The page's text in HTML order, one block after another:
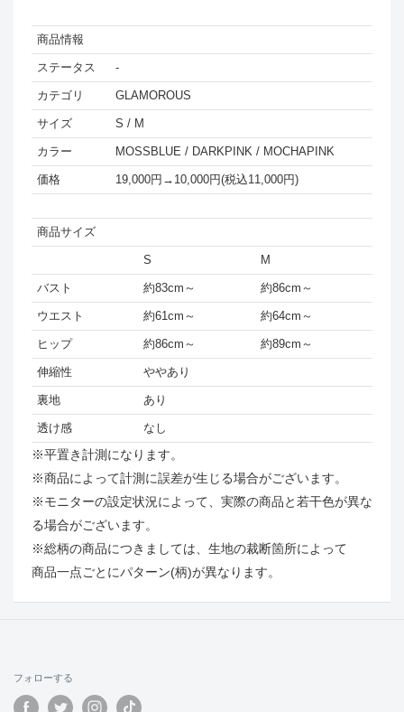
商品情報
ステータス -
カテゴリ GLAMOROUS
サイズ S / M
カラー MOSSBLUE / DARKPINK / MOCHAPINK
価格 19,000円→ 10,000円(税込11,000円)
商品サイズ
S M
バスト 約83cm～ 約86cm～
ウエスト 約61cm～ 約64cm～
ヒップ 約86cm～ 約89cm～
伸縮性 ややあり
裏地 あり
透け感 なし
※平置き計測になります。
※商品によって計測に誤差が生じる場合がございます。
※モニターの設定状況によって、実際の商品と若干色が異な
る場合がございます。
※総柄の商品につきましては、生地の裁断箇所によって
商品一点ごとにパターン(柄)が異なります。
フォローする